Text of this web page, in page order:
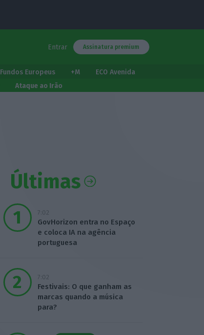
Entrar Assinatura premium
Fundos Europeus +M
ECO Avenida
Ataque ao Irão
Últimas
7:02
GovHorizon entra no Espaço
e coloca IA na agência
portuguesa
7:02
Festivais: O que ganham as
marcas quando a música
para?